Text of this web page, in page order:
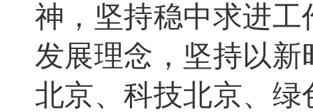
神，坚持稳中求进
发展理念，坚持以
北京、科技北京、